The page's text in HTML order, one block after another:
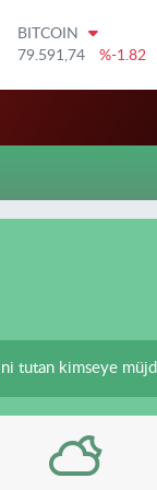
BITCOIN
79.591,74
%-1.82
53,38690
%0.19
tutan kimseye